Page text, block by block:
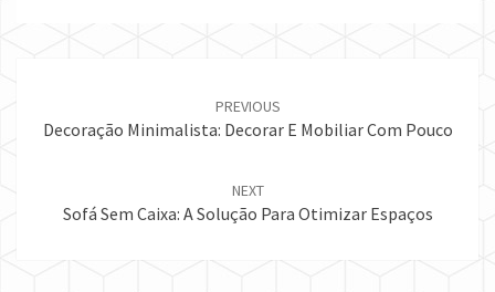
PREVIOUS
Decoração Minimalista: Decorar E Mobiliar Com Pouco
NEXT
Sofá Sem Caixa: A Solução Para Otimizar Espaços